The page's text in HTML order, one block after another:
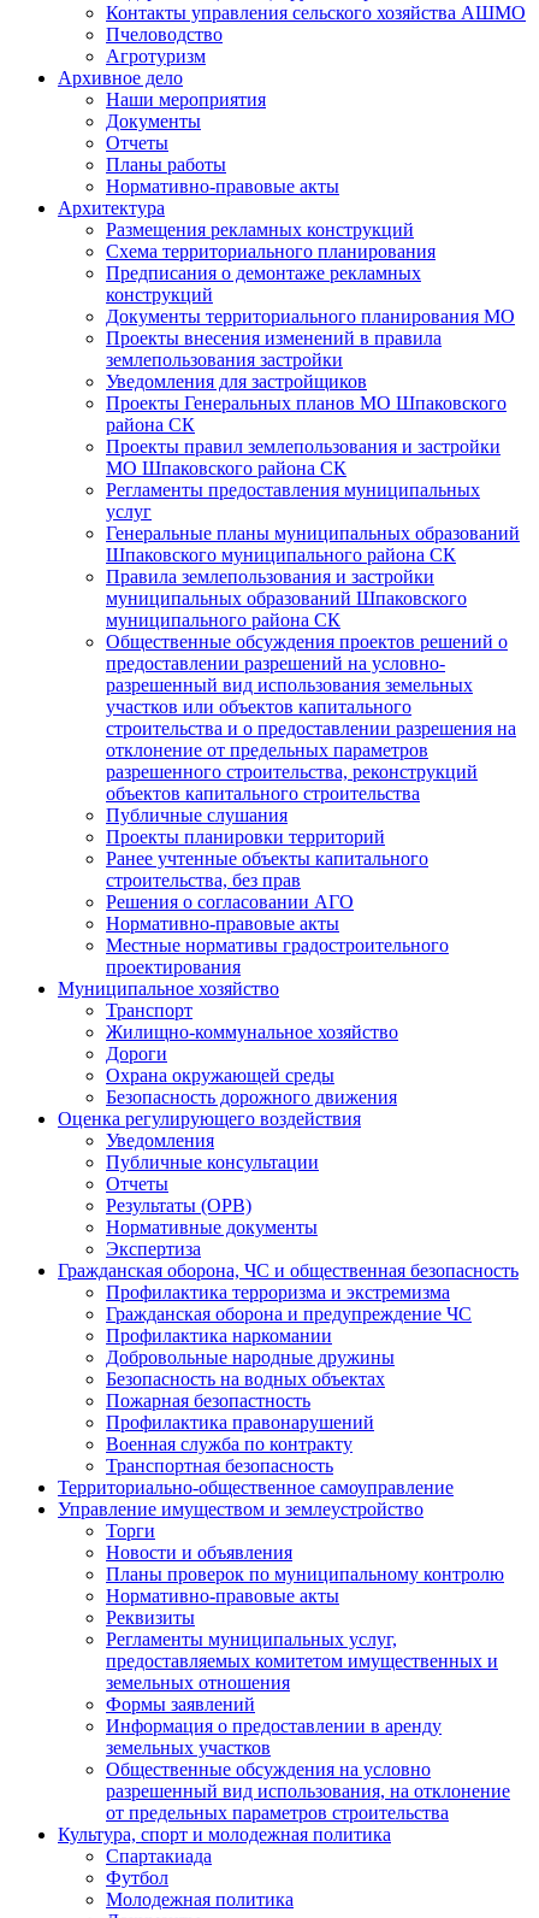
Контакты управления сельского хозяйства АШМО
Пчеловодство
Агротуризм
Архивное дело
Наши мероприятия
Документы
Отчеты
Планы работы
Нормативно-правовые акты
Архитектура
Размещения рекламных конструкций
Схема территориального планирования
Предписания о демонтаже рекламных
конструкций
Документы территориального планирования МО
Проекты внесения изменений в правила
землепользования застройки
Уведомления для застройщиков
Проекты Генеральных планов МО Шпаковского
района СК
Проекты правил землепользования и застройки
МО Шпаковского района СК
Регламенты предоставления муниципальных
услуг
Генеральные планы муниципальных образований
Шпаковского муниципального района СК
Правила землепользования и застройки
муниципальных образований Шпаковского
муниципального района СК
Общественные обсуждения проектов решений о
предоставлении разрешений на условно-
разрешенный вид использования земельных
участков или объектов капитального
строительства и о предоставлении разрешения на
отклонение от предельных параметров
разрешенного строительства, реконструкций
объектов капитального строительства
Публичные слушания
Проекты планировки территорий
Ранее учтенные объекты капитального
строительства, без прав
Решения о согласовании АГО
Нормативно-правовые акты
Местные нормативы градостроительного
проектирования
Муниципальное хозяйство
Транспорт
Жилищно-коммунальное хозяйство
Дороги
Охрана окружающей среды
Безопасность дорожного движения
Оценка регулирующего воздействия
Уведомления
Публичные консультации
Отчеты
Результаты (ОРВ)
Нормативные документы
Экспертиза
Гражданская оборона, ЧС и общественная безопасность
Профилактика терроризма и экстремизма
Гражданская оборона и предупреждение ЧС
Профилактика наркомании
Добровольные народные дружины
Безопасность на водных объектах
Пожарная безопастность
Профилактика правонарушений
Военная служба по контракту
Транспортная безопасность
Территориально-общественное самоуправление
Управление имуществом и землеустройство
Торги
Новости и объявления
Планы проверок по муниципальному контролю
Нормативно-правовые акты
Реквизиты
Регламенты муниципальных услуг,
предоставляемых комитетом имущественных и
земельных отношения
Формы заявлений
Информация о предоставлении в аренду
земельных участков
Общественные обсуждения на условно
разрешенный вид использования, на отклонение
от предельных параметров строительства
Культура, спорт и молодежная политика
Спартакиада
Футбол
Молодежная политика